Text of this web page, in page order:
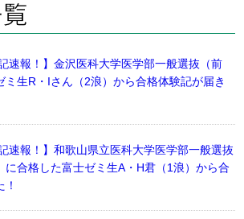
記速報！】金沢医科大学医学部一般選抜（前
ミ生R・Iさん（2浪）から合格体験記が届き
記速報！】和歌山県立医科大学医学部一般選抜
に合格した富士ゼミ生A・H君（1浪）から合